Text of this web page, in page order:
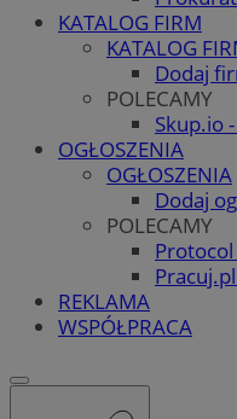
KATALOG FIRM
KATALOG
Dodaj
POLECAMY
Skup.io
OGŁOSZENIA
OGŁOSZENIA
Dodaj
POLECAMY
Protocol
REKLAMA
WSPÓŁPRACA